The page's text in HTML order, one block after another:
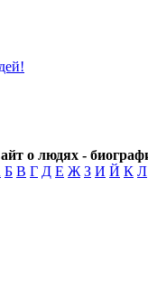
о людях -
Б В Г Д Е Ж З И Й К Л